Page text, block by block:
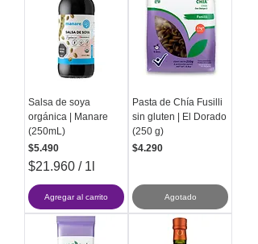
Salsa de soya
orgánica | Manare
(250mL)
Precio
$5.490
$21.960 / 1l
$
2
1
Agregar al carrito
Pasta de Chía Fusilli
sin gluten | El Dorado
(250 g)
Precio
$4.290
Agotado